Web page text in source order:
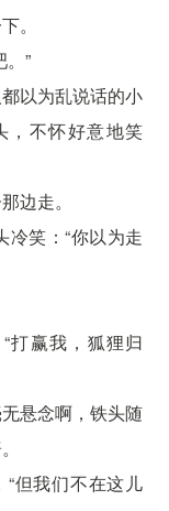
。
”
以为乱说话的小
，不怀好意地笑
边走。
笑：“你以为走
打赢我，狐狸归
悬念啊，铁头随
“但我们不在这儿